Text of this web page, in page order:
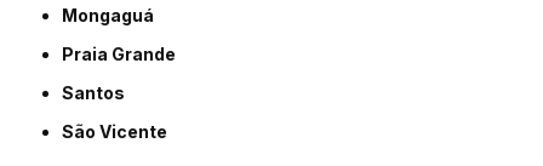
Mongaguá
Praia Grande
Santos
São Vicente